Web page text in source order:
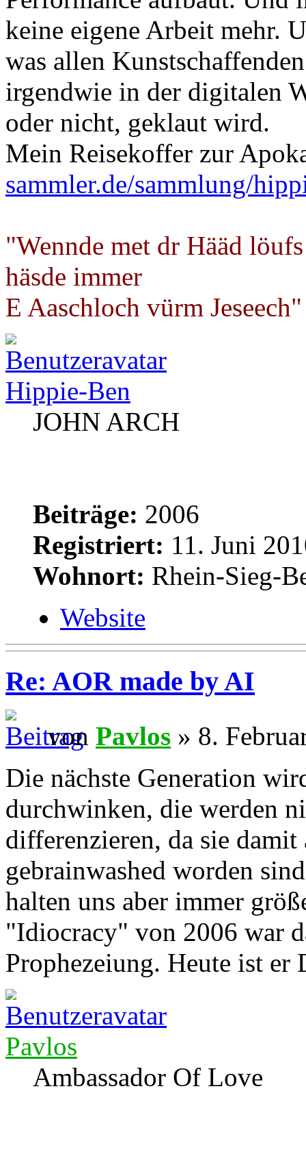
keine eigene Arbeit mehr.
was allen
irgendwie in der digitalen
oder nicht, geklaut wird.
Mein Reisekoffer zur
sammler.de/sammlung/
"Wennde met dr Hääd löufs
häsde immer
E Aaschloch vürm Jeseech"
Hippie-Ben
JOHN ARCH
Beiträge: 2006
Registriert: 11. Juni
Wohnort: Rhein-Sieg-
Website
Re: AOR made by AI
von Pavlos » 8.
Die nächste Generation
durchwinken, die werden
differenzieren, da sie damit
gebrainwashed worden
halten uns aber immer
"Idiocracy" von 2006 war
Prophezeiung. Heute ist er
Pavlos
Ambassador Of Love